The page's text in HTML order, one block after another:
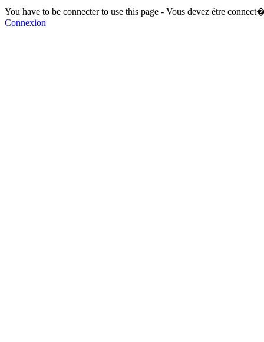
You have to be connecter to use this page - Vous devez être
Connexion